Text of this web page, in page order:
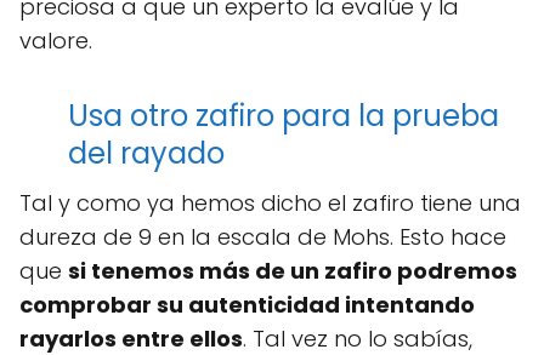
preciosa a que un experto la evalúe y la
valore.
Usa otro zafiro para la prueba
del rayado
Tal y como ya hemos dicho el zafiro tiene una
dureza de 9 en la escala de Mohs. Esto hace
que si tenemos más de un zafiro podremos
comprobar su autenticidad intentando
rayarlos entre ellos. Tal vez no lo sabías,